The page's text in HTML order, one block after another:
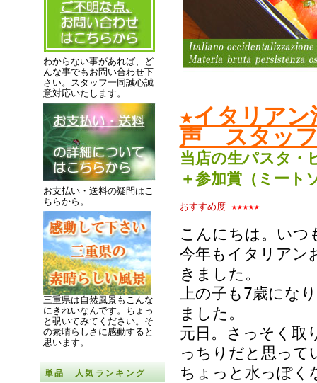
わからない事があれば、ど
んな事でもお問い合わせ下
さい。スタッフ一同誠心誠
意対応いたします。
お支払い・送料の疑問はこ
ちらから。
三重県は自然風景もこんな
にきれいなんです。 ちょっ
と覗いてみてください。 そ
の素晴らしさに感動すると
思います。
単品 人気ランキング
★イタリア
声 スタッ
当店の生パスタ・
＋参加賞（ミート
おすすめ度★★★★★
こんにちは。いつ
今年もイタリアン
きました。
上の子も7歳にな
ました。
元日。さっそく取
っちりだと思って
ちょっと水っぽく